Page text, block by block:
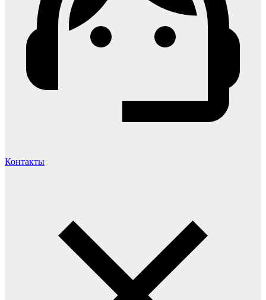
Контакты